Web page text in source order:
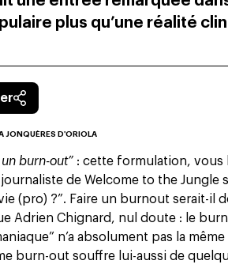
plus qu’une réalité
JONQUÈRES D'ORIOLA
burn-out” : cette formulation, vous
de Welcome to the Jungle
(pro) ?”. Faire un burnout serait-il
Adrien Chignard, nul doute : le
n’a absolument pas la
burn-out souffre lui-aussi de